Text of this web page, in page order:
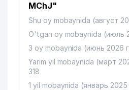
MChJ"
Shu oy mobaynida (август
O'tgan oy mobaynida (июль
3 oy mobaynida (июнь 2026
Yarim yil mobaynida (март
318
1 yil mobaynida (январь